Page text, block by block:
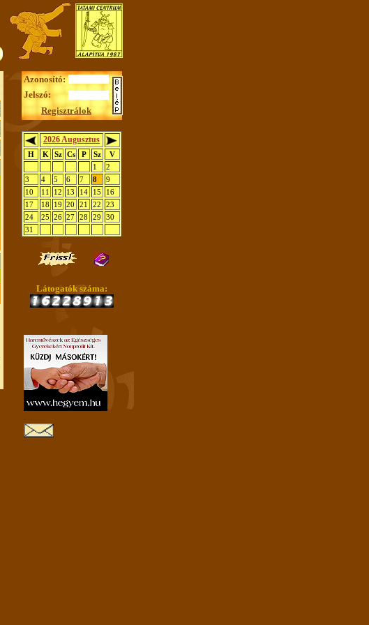
Azonosító:
Jelszó:
Regisztrálok
2026 Augusztus
H K Sz Cs P Sz
V
1
2
3
4 5 6 7 8
9
10
11 12 13 14 15
16
17
18 19 20 21 22
23
24
25 26 27 28 29
30
31
Látogatók száma: